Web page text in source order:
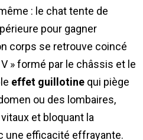
: le chat tente de
pour gagner
corps se retrouve coincé
» formé par le châssis et le
effet guillotine qui piège
ou des lombaires,
et bloquant la
une efficacité effrayante.